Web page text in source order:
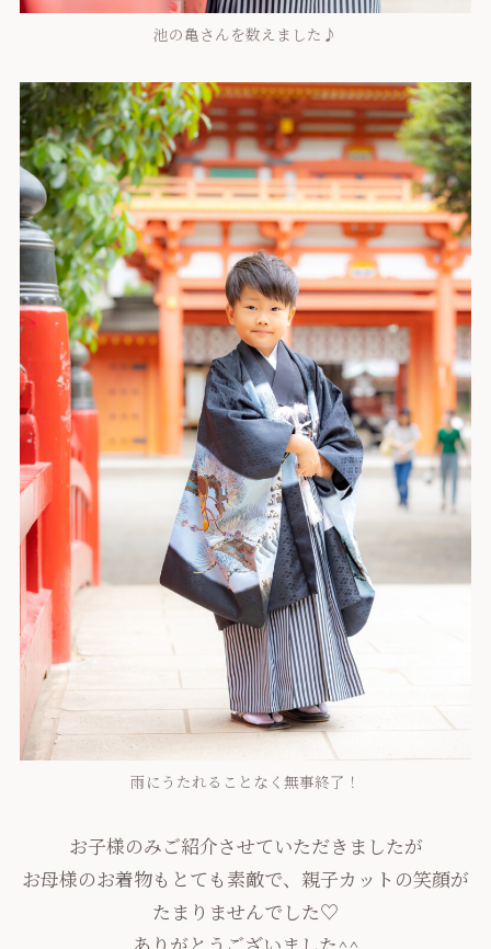
池の亀さんを数えました♪
雨にうたれることなく無事終了！
お子様のみご紹介させていただきましたが
お母様のお着物もとても素敵で、親子カットの笑顔が
たまりませんでした♡